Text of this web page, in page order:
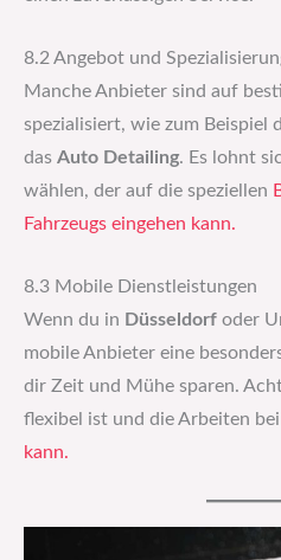
8.2 Angebot und
Manche Anbieter sind auf
spezialisiert, wie zum Beispiel
das Auto Detailing. Es lohnt
wählen, der auf die speziellen
Fahrzeugs eingehen kann.
8.3 Mobile Dienstleistungen
Wenn du in Düsseldorf oder
mobile Anbieter eine
dir Zeit und Mühe sparen.
flexibel ist und die Arbeiten
kann.